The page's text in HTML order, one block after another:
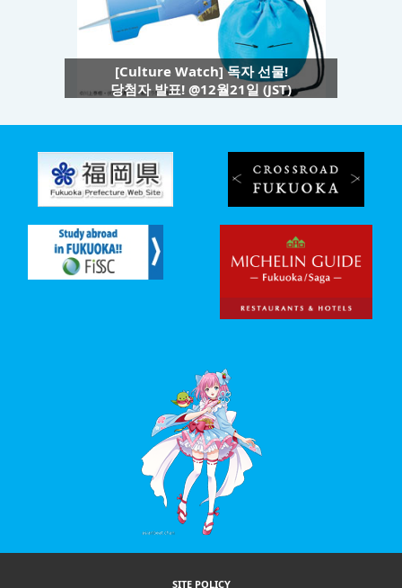
[Culture Watch] 독자 선물!
당첨자 발표! @12월21일 (JST)
SITE POLICY